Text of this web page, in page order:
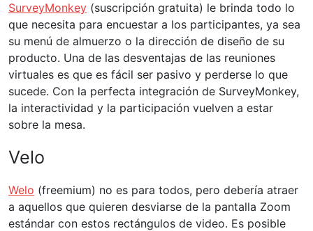
SurveyMonkey (suscripción gratuita) le brinda todo lo
que necesita para encuestar a los participantes, ya sea
su menú de almuerzo o la dirección de diseño de su
producto. Una de las desventajas de las reuniones
virtuales es que es fácil ser pasivo y perderse lo que
sucede. Con la perfecta integración de SurveyMonkey,
la interactividad y la participación vuelven a estar
sobre la mesa.
Velo
Welo (freemium) no es para todos, pero debería atraer
a aquellos que quieren desviarse de la pantalla Zoom
estándar con estos rectángulos de video. Es posible